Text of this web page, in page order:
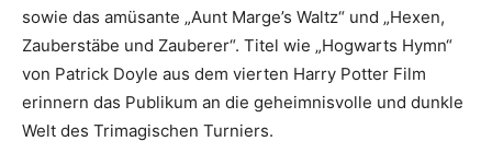
sowie das amüsante „Aunt Marge’s Waltz“ und „Hexen,
Zauberstäbe und Zauberer“. Titel wie „Hogwarts Hymn“
von Patrick Doyle aus dem vierten Harry Potter Film
erinnern das Publikum an die geheimnisvolle und dunkle
Welt des Trimagischen Turniers.